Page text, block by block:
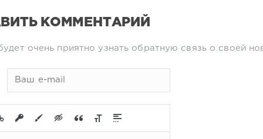
КОММЕНТАРИЙ
очень приятно узнать обратную связь о своей